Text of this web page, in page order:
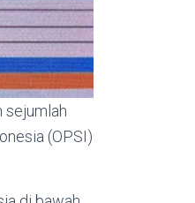
sejumlah
(OPSI)